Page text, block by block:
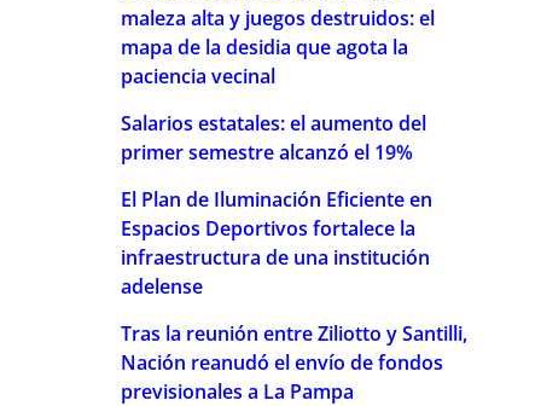
maleza alta y juegos destruidos: el
mapa de la desidia que agota la
paciencia vecinal
Salarios estatales: el aumento del
primer semestre alcanzó el 19%
El Plan de Iluminación Eficiente en
Espacios Deportivos fortalece la
infraestructura de una institución
adelense
Tras la reunión entre Ziliotto y Santilli,
Nación reanudó el envío de fondos
previsionales a La Pampa